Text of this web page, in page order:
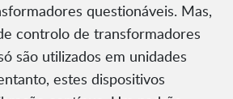
questionáveis. Mas,
controlo de transformadores
são utilizados em unidades
estes dispositivos